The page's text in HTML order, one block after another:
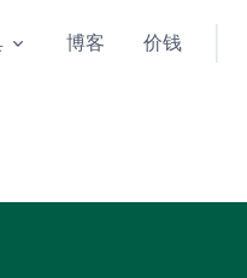
博客 价钱